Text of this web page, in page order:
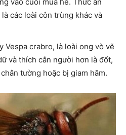
các loài côn trùng khác và
Vespa crabro, là loài ong vò vẽ
và thích cắn người hơn là đốt,
tường hoặc bị giam hãm.